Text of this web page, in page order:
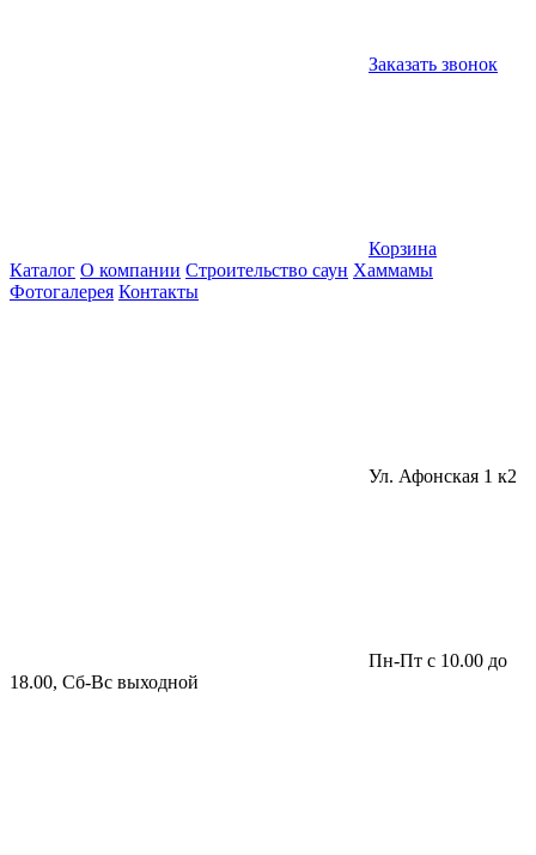
Заказать звонок
Корзина
Каталог О компании Строительство саун Хаммамы
Фотогалерея Контакты
Ул. Афонская 1 к2
Пн-Пт с 10.00 до
18.00, Сб-Вс выходной